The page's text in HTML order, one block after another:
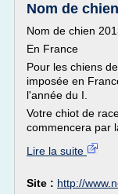
Nom de
Nom de chien
En France
Pour les chiens
imposée en
l'année du I.
Votre chiot de
commencera par
Lire la suite
Site : http://